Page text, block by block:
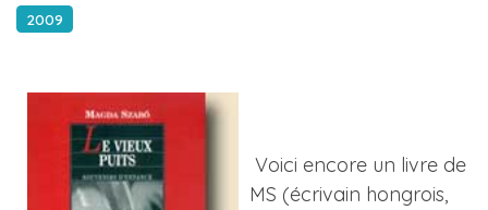
2009
Voici encore un livre de
MS (écrivain hongrois,